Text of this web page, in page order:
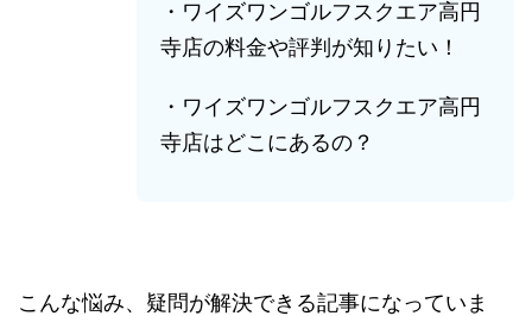
・ワイズワンゴルフスクエア高円
寺店の料金や評判が知りたい！
・ワイズワンゴルフスクエア高円
寺店はどこにあるの？
こんな悩み、疑問が解決できる記事になっていま